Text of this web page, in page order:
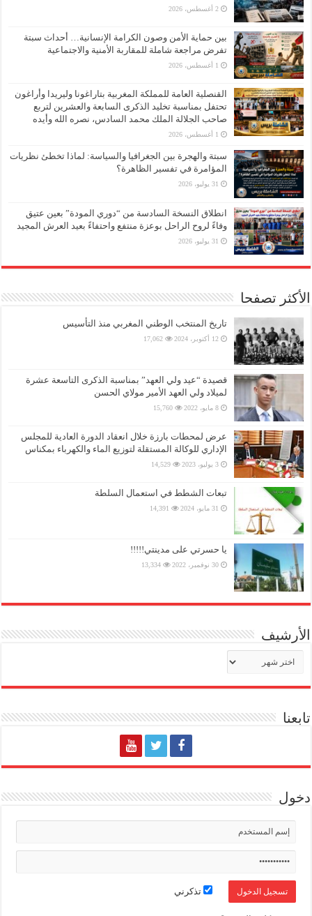
2 أغسطس، 2026
بين حماية الأمن وصون الكرامة الإنسانية… أحداث سبتة
تفرض مراجعة شاملة للمقاربة الأمنية والاجتماعية
1 أغسطس، 2026
القنصلية العامة للمملكة المغربية بتاراغونا وليريدا وأراغون
تحتفل بمناسبة تخليد الذكرى السابعة والعشرين لتربع
صاحب الجلالة الملك محمد السادس، نصره الله وأيده
1 أغسطس، 2026
سبتة والهجرة بين الجغرافيا والسياسة: لماذا تخطئ نظريات
المؤامرة في تفسير الظاهرة؟
31 يوليو، 2026
انطلاق النسخة السادسة من “دوري المودة” بعين عتيق
وفاءً لروح الراحل بوعزة منتفع واحتفاءً بعيد العرش المجيد
31 يوليو، 2026
الأكثر تصفحا
تاريخ المنتخب الوطني المغربي منذ التأسيس
12 أكتوبر، 2024 17,062
قصيدة “عيد ولي العهد” بمناسبة الذكرى التاسعة عشرة
لميلاد ولي العهد الأمير مولاي الحسن
8 مايو، 2022 15,760
عرض لمحطات بارزة خلال انعقاد الدورة العادية للمجلس
الإداري للوكالة المستقلة لتوزيع الماء والكهرباء بمكناس
3 يوليو، 2023 14,529
تبعات الشطط في استعمال السلطة
31 مايو، 2024 14,391
يا حسرتي على مدينتي!!!!!
30 نوفمبر، 2022 13,334
الأرشيف
الأرشيف
تابعنا
دخول
تذكرني